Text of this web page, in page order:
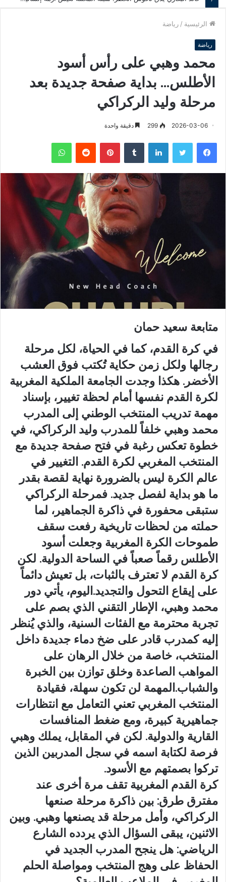
الرئيسية / رياضة
رياضة
محمد وهبي على رأس أسود
الأطلس… بداية صفحة جديدة بعد
مرحلة وليد الركراكي
2026-03-06
299 دقيقة واحدة
فيسبوك لينكدإن بينتيريست
متابعة سعيد حمان
في كرة القدم، كما في الحياة، لكل مرحلة
رجالها ولكل زمن حكاية تُكتب فوق العشب
الأخضر. هكذا وجدت الجامعة الملكية المغربية
لكرة القدم نفسها أمام لحظة تغيير، بإسناد
مهمة تدريب المنتخب الوطني إلى المدرب
محمد وهبي خلفاً للمدرب وليد الركراكي، في
خطوة تعكس رغبة في فتح صفحة جديدة مع
المنتخب المغربي لكرة القدم. التغيير في
عالم الكرة ليس بالضرورة نهاية لقصة بقدر
ما هو بداية لفصل جديد. فمرحلة الركراكي
ستبقى محفورة في ذاكرة الجماهير، لما
حملته من لحظات تاريخية رفعت سقف
طموحات الكرة المغربية وجعلت أسود
الأطلس رقماً صعباً في الساحة الدولية. لكن
كرة القدم لا تعترف بالثبات، بل تعيش دائماً
على إيقاع التحول والتجديد.اليوم، يأتي دور
محمد وهبي، الإطار التقني الذي بصم على
تجربة محترمة مع الفئات السنية، والذي يُنظر
إليه كمدرب قادر على ضخ دماء جديدة داخل
المنتخب، خاصة من خلال الرهان على
المواهب الصاعدة وخلق توازن بين الخبرة
والشباب.المهمة لن تكون سهلة، فقيادة
المنتخب المغربي تعني التعامل مع انتظارات
جماهيرية كبيرة، ومع ضغط المنافسات
القارية والدولية. لكن في المقابل، يملك وهبي
فرصة لكتابة اسمه في سجل المدربين الذين
تركوا بصمتهم مع الأسود.
كرة القدم المغربية تقف مرة أخرى عند
مفترق طرق: بين ذاكرة مرحلة صنعها
الركراكي، وأمل مرحلة قد يصنعها وهبي. وبين
الاثنين، يبقى السؤال الذي يردده الشارع
الرياضي: هل ينجح المدرب الجديد في
الحفاظ على وهج المنتخب ومواصلة الحلم